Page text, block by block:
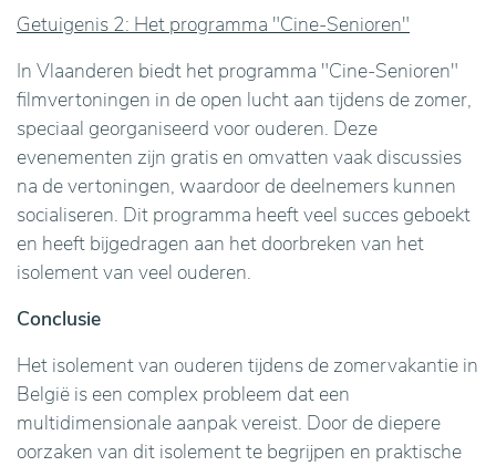
Getuigenis 2: Het programma "Cine-Senioren"
In Vlaanderen biedt het programma "Cine-Senioren"
filmvertoningen in de open lucht aan tijdens de zomer,
speciaal georganiseerd voor ouderen. Deze
evenementen zijn gratis en omvatten vaak discussies
na de vertoningen, waardoor de deelnemers kunnen
socialiseren. Dit programma heeft veel succes geboekt
en heeft bijgedragen aan het doorbreken van het
isolement van veel ouderen.
Conclusie
Het isolement van ouderen tijdens de zomervakantie in
België is een complex probleem dat een
multidimensionale aanpak vereist. Door de diepere
oorzaken van dit isolement te begrijpen en praktische